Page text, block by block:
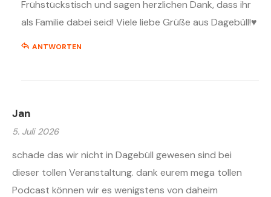
Frühstückstisch und sagen herzlichen Dank, dass ihr
als Familie dabei seid! Viele liebe Grüße aus Dagebüll!♥️
ANTWORTEN
Jan
5. Juli 2026
schade das wir nicht in Dagebüll gewesen sind bei
dieser tollen Veranstaltung. dank eurem mega tollen
Podcast können wir es wenigstens von daheim